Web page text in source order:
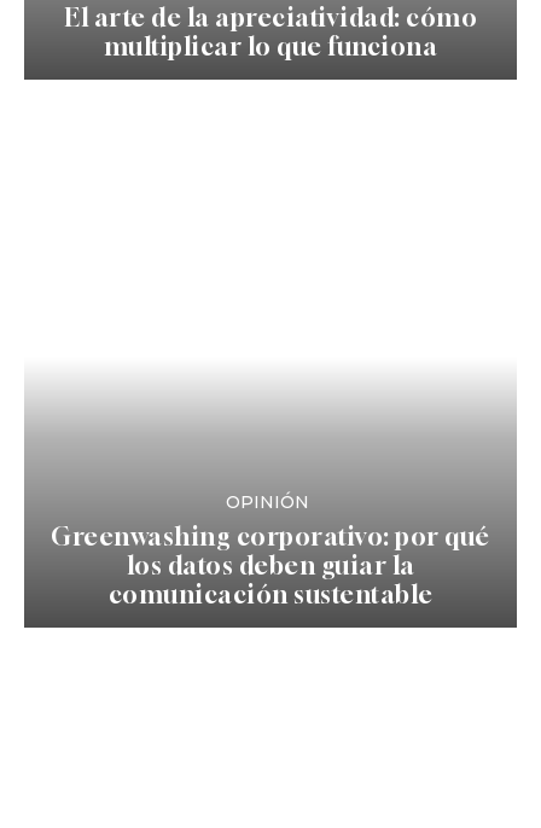
El arte de la apreciatividad: cómo
multiplicar lo que funciona
OPINIÓN
Greenwashing corporativo: por qué
los datos deben guiar la
comunicación sustentable